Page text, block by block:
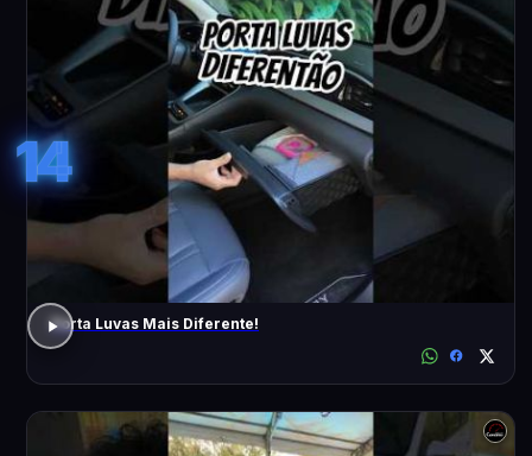
14
Porta Luvas Mais Diferente!